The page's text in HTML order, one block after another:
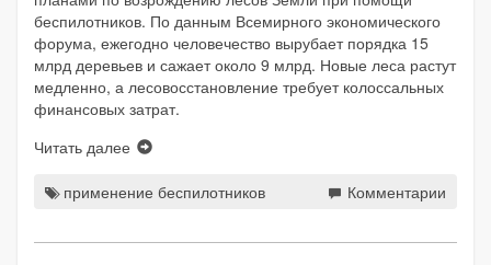
беспилотников. По данным Всемирного экономического
форума, ежегодно человечество вырубает порядка 15
млрд деревьев и сажает около 9 млрд. Новые леса растут
медленно, а лесовосстановление требует колоссальных
финансовых затрат.
Читать далее
применение беспилотников Комментарии